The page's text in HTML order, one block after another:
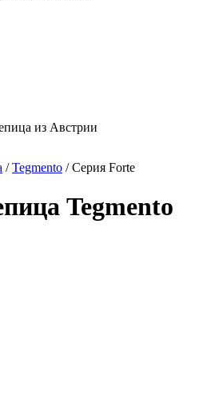
из Австрии
/Tegmento /Серия Forte
Tegmento